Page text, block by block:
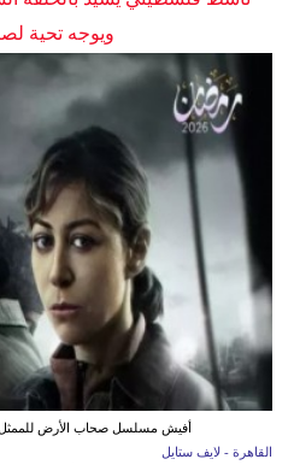
ويوجه تحية
أفيش مسلسل صحاب الأرض للممثل
القاهرة - لايف ستايل